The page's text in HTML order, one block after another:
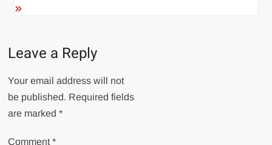
Leave a Reply
Your email address will not
be published. Required fields
are marked*
Comment*